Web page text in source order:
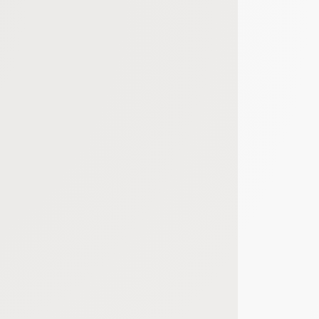
de code que nous fourni Facebook nous permet de poursuivre nos
telles que le nombre de visites, le temps moyen passé sur le site web